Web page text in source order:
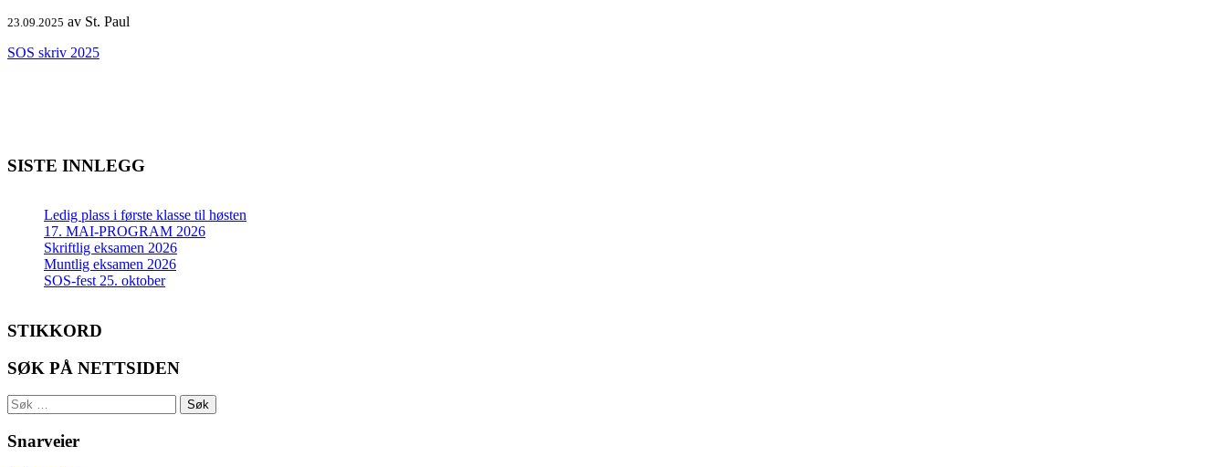
23.09.2025 av St. Paul
SOS skriv 2025
SISTE INNLEGG
Ledig plass i første klasse til høsten
17. MAI-PROGRAM 2026
Skriftlig eksamen 2026
Muntlig eksamen 2026
SOS-fest 25. oktober
STIKKORD
SØK PÅ NETTSIDEN
Søk
etter:
Snarveier